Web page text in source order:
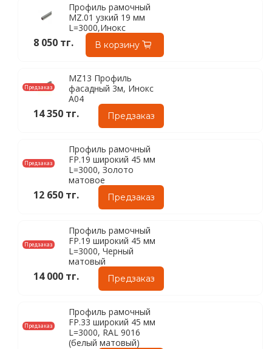
Профиль рамочный
MZ.01 узкий 19 мм
L=3000,Инокс
8 050 тг. В корзину
Предзаказ
MZ13 Профиль
фасадный 3м, Инокс
A04
14 350 тг. Предзаказ
Предзаказ
Профиль рамочный
FP.19 широкий 45 мм
L=3000, Золото
матовое
12 650 тг. Предзаказ
Предзаказ
Профиль рамочный
FP.19 широкий 45 мм
L=3000, Черный
матовый
14 000 тг. Предзаказ
Предзаказ
Профиль рамочный
FP.33 широкий 45 мм
L=3000, RAL 9016
(белый матовый)